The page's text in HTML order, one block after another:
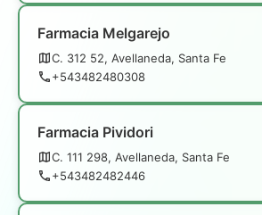
Farmacia Melgarejo
C. 312 52, Avellaneda, Santa Fe
+543482480308
Farmacia Pividori
C. 111 298, Avellaneda, Santa Fe
+543482482446